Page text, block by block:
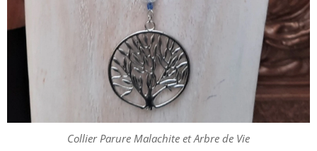
Collier Parure Malachite et Arbre de Vie
Collier Parure Malachite et Arbre de Vie
Boucles Parure Malachite et Arbre de Vie